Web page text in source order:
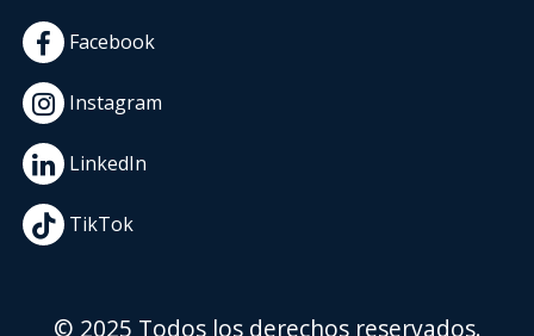
Facebook
Instagram
LinkedIn
TikTok
© 2025 Todos los derechos reservados.